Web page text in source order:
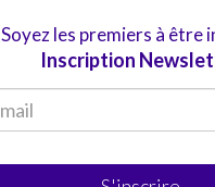
Soyez les premiers à être
Inscription